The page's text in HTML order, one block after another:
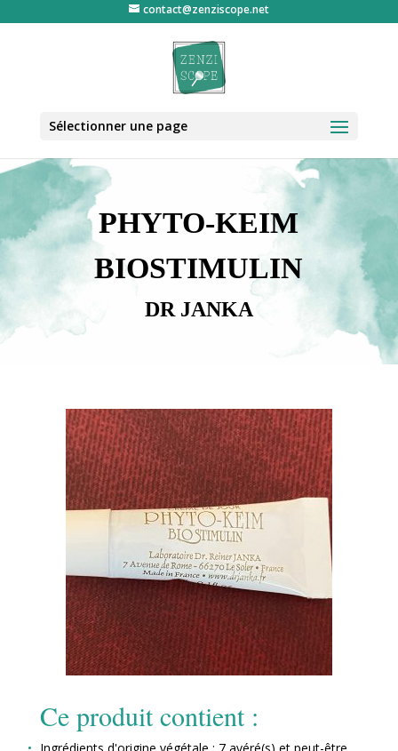
contact@zenziscope.net
Sélectionner une page
PHYTO-KEIM
BIOSTIMULIN
DR JANKA
Ce produit contient :